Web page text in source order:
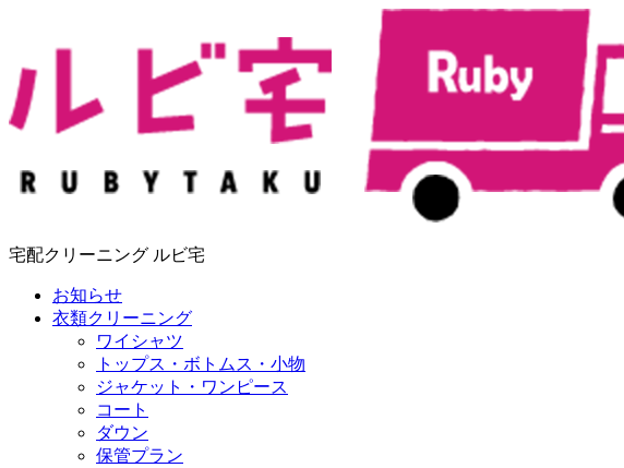
宅配クリーニング ルビ宅
お知らせ
衣類クリーニング
ワイシャツ
トップス・ボトムス・小物
ジャケット・ワンピース
コート
ダウン
保管プラン